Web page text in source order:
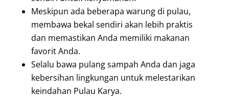
Meskipun ada beberapa warung di pulau,
membawa bekal sendiri akan lebih praktis
dan memastikan Anda memiliki makanan
favorit Anda.
Selalu bawa pulang sampah Anda dan jaga
kebersihan lingkungan untuk melestarikan
keindahan Pulau Karya.